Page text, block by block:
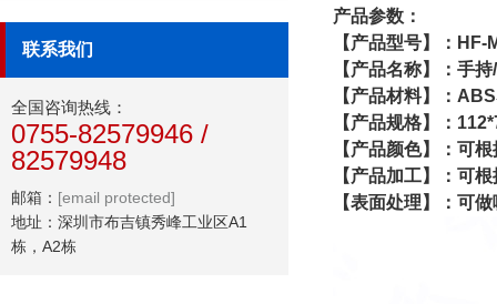
联系我们
全国咨询热线：
0755-82579946 /
82579948
邮箱： [email protected]
地址：深圳市布吉镇秀峰工业区A1
栋，A2栋
产品参数：
【产品型号】：HF-
【产品名称】：手
【产品材料】：
【产品规格】：
【产品颜色】：可
【产品加工】：可
【表面处理】：可